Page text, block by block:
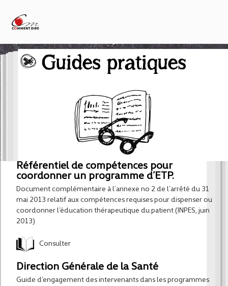
Guides pratiques
Référentiel de compétences pour
coordonner un programme d’ETP.
Document complémentaire à l’annexe no 2 de l’arrêté du 31
mai 2013 relatif aux compétences requises pour dispenser ou
coordonner l’éducation thérapeutique du patient (INPES, juin
2013)
Consulter
Direction Générale de la Santé
Guide d’engagement des intervenants dans les programmes